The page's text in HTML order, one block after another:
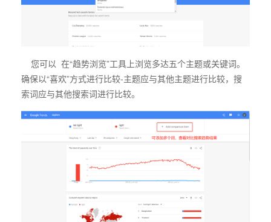
您可以 在“趋势浏览”工具上浏览多达五个主题或关键词。
确保以“喜欢”方式进行比较-主题应与其他主题进行比较，搜
索词应与其他搜索词进行比较。